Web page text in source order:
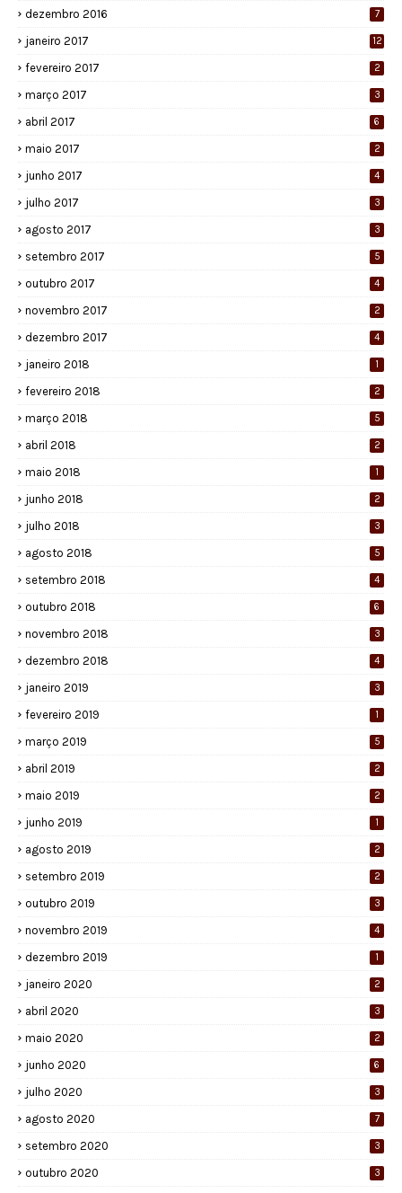
dezembro 2016 7
janeiro 2017 12
fevereiro 2017 2
março 2017 3
abril 2017 6
maio 2017 2
junho 2017 4
julho 2017 3
agosto 2017 3
setembro 2017 5
outubro 2017 4
novembro 2017 2
dezembro 2017 4
janeiro 2018 1
fevereiro 2018 2
março 2018 5
abril 2018 2
maio 2018 1
junho 2018 2
julho 2018 3
agosto 2018 5
setembro 2018 4
outubro 2018 6
novembro 2018 3
dezembro 2018 4
janeiro 2019 3
fevereiro 2019 1
março 2019 5
abril 2019 2
maio 2019 2
junho 2019 1
agosto 2019 2
setembro 2019 2
outubro 2019 3
novembro 2019 4
dezembro 2019 1
janeiro 2020 2
abril 2020 3
maio 2020 2
junho 2020 6
julho 2020 3
agosto 2020 7
setembro 2020 3
outubro 2020 3